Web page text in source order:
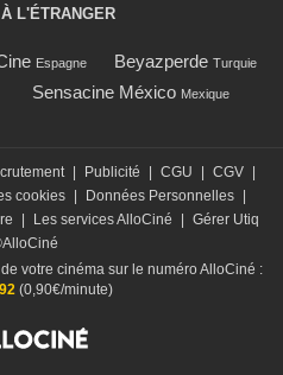
L'ÉTRANGER
Espagne Beyazperde Turquie
Sensacine México Mexique
Publicité CGU CGV
cookies Données Personnelles
Les services AlloCiné
Gérer Utiq
votre cinéma sur le numéro AlloCiné :
(0,90€/minute)